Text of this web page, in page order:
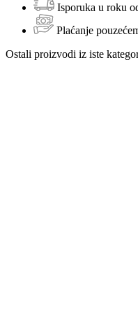
Isporuka u roku
Plaćanje
Ostali proizvodi iz iste